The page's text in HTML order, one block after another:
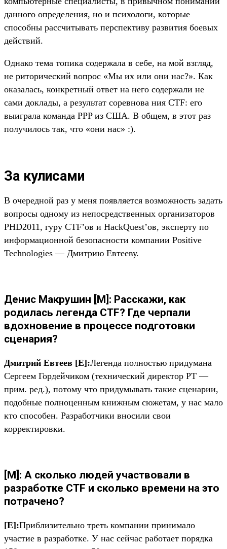
данного определения, но и психологи, которые
способны рассчитывать перспективу развития боевых
действий.
Однако тема топика содержала в себе, на мой взгляд,
не риторический вопрос «Мы их или они нас?». Как
оказалась, конкретный ответ на него содержали не
сами доклады, а результат соревнова ния CTF: его
выиграла команда PPP из США. В общем, в этот раз
получилось так, что «они нас» :).
За кулисами
В очередной раз у меня появляется возможность задать
вопросы одному из непосредственных организаторов
PHD2011, гуру CTF’ов и HackQuest’ов, эксперту по
информационной безопасности компании Positive
Technologies — Дмитрию Евтееву.
Денис Макрушин [М]: Расскажи, как
родилась легенда CTF? Где черпали
вдохновение в процессе подготовки
сценария?
Дмитрий Евтеев [Е]:Легенда полностью придумана
Сергеем Гордейчиком (технический директор PT —
прим. ред.), потому что придумывать такие сценарии,
подобные полноценным книжным сюжетам, у нас мало
кто способен. Разработчики вносили свои
корректировки.
[M]: А сколько людей участвовали в
разработке CTF и сколько времени на это
потрачено?
[Е]:Приблизительно треть компании принимало
участие в разработке. У нас сейчас работает порядка